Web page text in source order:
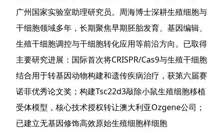
广州国家实验室助理研究员。周海博士深耕生殖细胞与
干细胞领域多年，长期聚焦早期胚胎发育、基因编辑、
生殖干细胞调控与干细胞转化应用等前沿方向。已取得
主要研究进展：国际首次将CRISPR/Cas9与生殖干细胞
结合用于转基因动物构建和遗传疾病治疗，获第六届赛
诺菲优秀论文奖；构建Tsc22d3敲除小鼠生殖细胞移植
受体模型，核心技术授权转让澳大利亚Ozgene公司；
已建立无基因修饰高效原始生殖细胞样细胞